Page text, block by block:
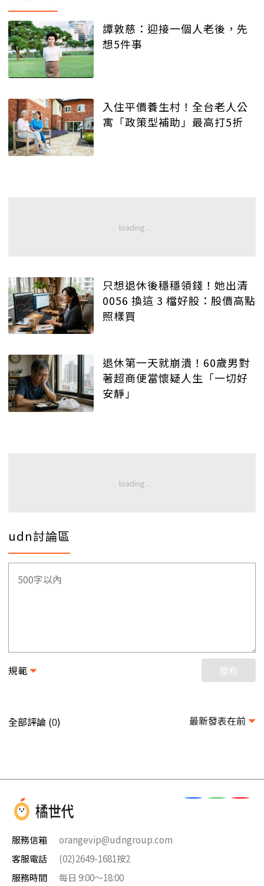
譚敦慈：迎接一個人老後，先
想5件事
入住平價養生村！全台老人公
寓「政策型補助」最高打5折
只想退休後穩穩領錢！她出清
0056 換這 3 檔好股：股價高點
照樣買
退休第一天就崩潰！60歲男對
著超商便當懷疑人生「一切好
安靜」
udn討論區
規範 發布
全部評論 (0) 最新發表在前
服務信箱
orangevip@udngroup.com
客服電話
(02)2649-1681按2
服務時間
每日 9:00～18:00